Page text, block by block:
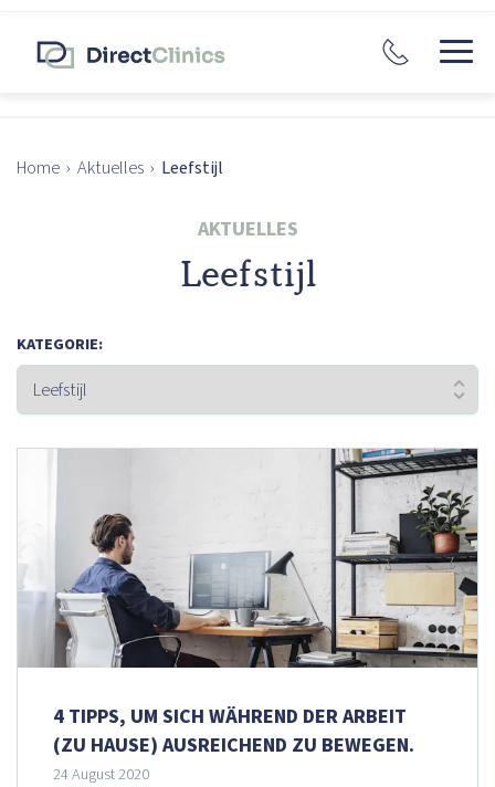
Home › Aktuelles › Leefstijl
AKTUELLES
Leefstijl
KATEGORIE:
4 TIPPS, UM SICH WÄHREND DER ARBEIT
(ZU HAUSE) AUSREICHEND ZU BEWEGEN.
24 August 2020